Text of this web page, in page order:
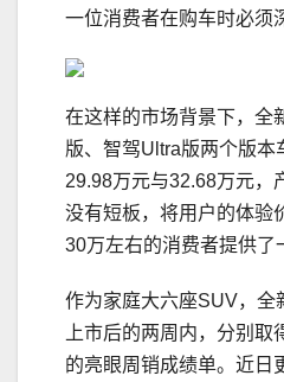
一位消费者在购车时必须
在这样的市场背景下，全
版、智驾Ultra版两个版本
29.98万元与32.68万元，
没有短板，将用户的体验
30万左右的消费者提供了
作为家庭大六座SUV，全
上市后的两周内，分别取
的亮眼周销成绩单。近日